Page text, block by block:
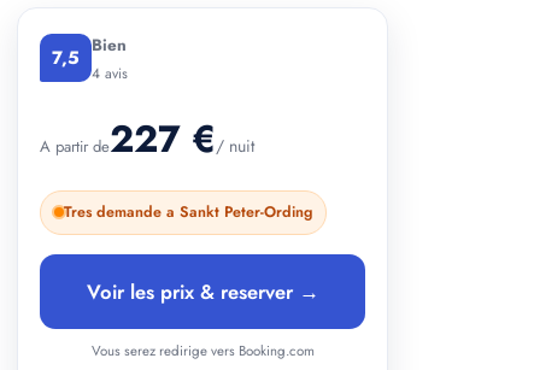
7,5 Bien
4 avis
A partir de227 €/ nuit
Tres demande a Sankt Peter-Ording
Voir les prix & reserver →
Vous serez redirige vers Booking.com